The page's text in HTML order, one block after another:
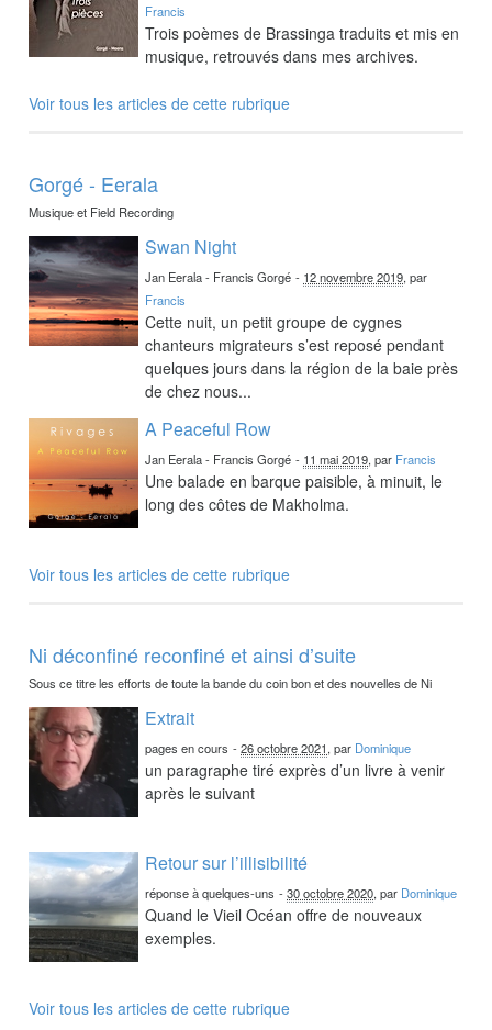
Francis
Trois poèmes de Brassinga traduits et mis en
musique, retrouvés dans mes archives.
Voir tous les articles de cette rubrique
Gorgé - Eerala
Musique et Field Recording
Swan Night
Jan Eerala - Francis Gorgé - 12 novembre 2019, par
Francis
Cette nuit, un petit groupe de cygnes
chanteurs migrateurs s’est reposé pendant
quelques jours dans la région de la baie près
de chez nous...
A Peaceful Row
Jan Eerala - Francis Gorgé - 11 mai 2019, par Francis
Une balade en barque paisible, à minuit, le
long des côtes de Makholma.
Voir tous les articles de cette rubrique
Ni déconfiné reconfiné et ainsi d’suite
Sous ce titre les efforts de toute la bande du coin bon et des nouvelles de Ni
Extrait
pages en cours -26 octobre 2021, par Dominique
un paragraphe tiré exprès d’un livre à venir
après le suivant
Retour sur l’illisibilité
réponse à quelques-uns -30 octobre 2020, par Dominique
Quand le Vieil Océan offre de nouveaux
exemples.
Voir tous les articles de cette rubrique